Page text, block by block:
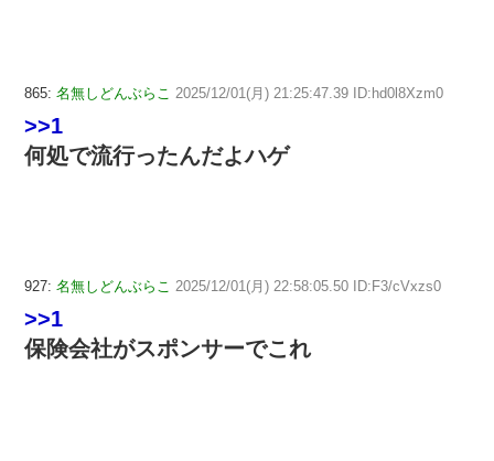
865: 名無しどんぶらこ 2025/12/01(月) 21:25:47.39 ID:hd0l8Xzm0
>>1
何処で流行ったんだよハゲ
927: 名無しどんぶらこ 2025/12/01(月) 22:58:05.50 ID:F3/cVxzs0
>>1
保険会社がスポンサーでこれ